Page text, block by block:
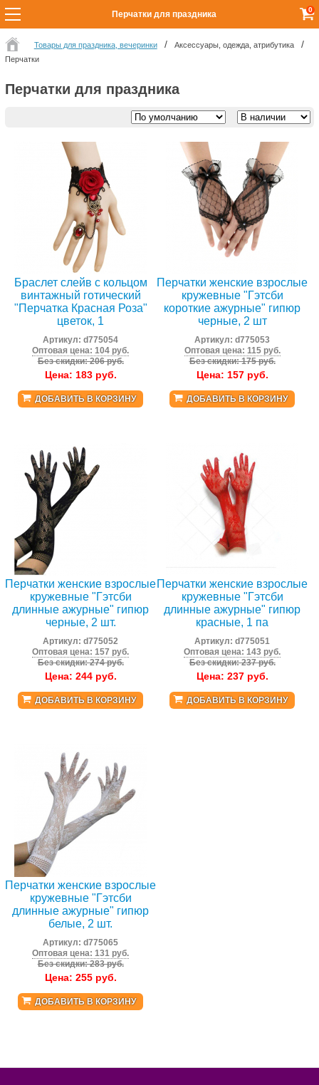
Товары для праздника, вечеринки
Аксессуары, одежда, атрибутика
Перчатки
Перчатки для праздника
Браслет слейв с кольцом
винтажный готический
"Перчатка Красная Роза"
цветок, 1
Артикул:d775054
Оптовая цена: 104 руб.
Без скидки: 206 руб.
Цена: 183руб.
ДОБАВИТЬ В КОРЗИНУ
Перчатки женские взрослые
кружевные "Гэтсби
короткие ажурные" гипюр
черные, 2 шт
Артикул:d775053
Оптовая цена: 115 руб.
Без скидки: 175 руб.
Цена: 157руб.
ДОБАВИТЬ В КОРЗИНУ
Перчатки женские взрослые
кружевные "Гэтсби
длинные ажурные" гипюр
черные, 2 шт.
Артикул:d775052
Оптовая цена: 157 руб.
Без скидки: 274 руб.
Цена: 244руб.
ДОБАВИТЬ В КОРЗИНУ
Перчатки женские взрослые
кружевные "Гэтсби
длинные ажурные" гипюр
красные, 1 па
Артикул:d775051
Оптовая цена: 143 руб.
Без скидки: 237 руб.
Цена: 237руб.
ДОБАВИТЬ В КОРЗИНУ
Перчатки женские взрослые
кружевные "Гэтсби
длинные ажурные" гипюр
белые, 2 шт.
Артикул:d775065
Оптовая цена: 131 руб.
Без скидки: 283 руб.
Цена: 255руб.
ДОБАВИТЬ В КОРЗИНУ
Перчатки для праздника 0